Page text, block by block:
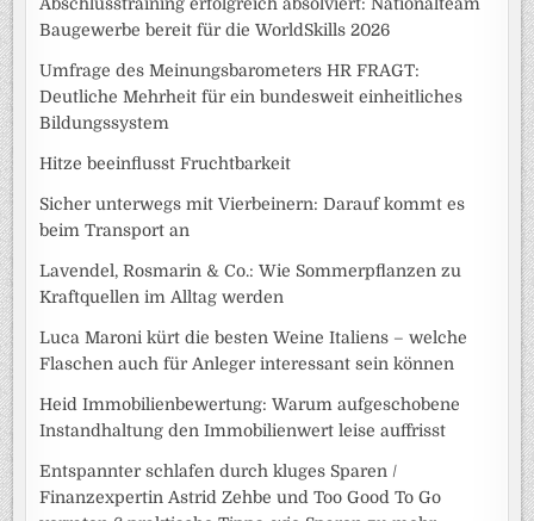
Baugewerbe bereit für die WorldSkills 2026
Umfrage des Meinungsbarometers HR FRAGT:
Deutliche Mehrheit für ein bundesweit einheitliches
Bildungssystem
Hitze beeinflusst Fruchtbarkeit
Sicher unterwegs mit Vierbeinern: Darauf kommt es
beim Transport an
Lavendel, Rosmarin & Co.: Wie Sommerpflanzen zu
Kraftquellen im Alltag werden
Luca Maroni kürt die besten Weine Italiens – welche
Flaschen auch für Anleger interessant sein können
Heid Immobilienbewertung: Warum aufgeschobene
Instandhaltung den Immobilienwert leise auffrisst
Entspannter schlafen durch kluges Sparen /
Finanzexpertin Astrid Zehbe und Too Good To Go